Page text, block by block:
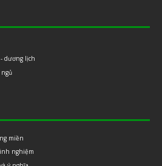
dương lịch
miền
nghiệm